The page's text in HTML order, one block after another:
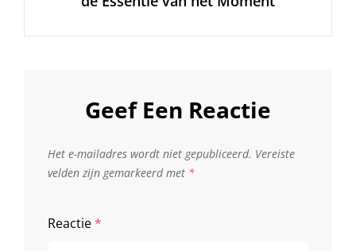
Geef Een Reactie
Het e-mailadres wordt niet gepubliceerd. Vereiste
velden zijn gemarkeerd met *
Reactie*